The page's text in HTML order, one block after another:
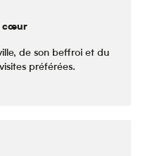
cœur
de son beffroi et du
préférées.